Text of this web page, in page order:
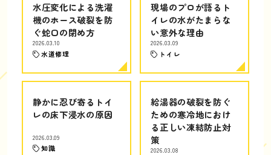
水圧変化による洗濯
機のホース破裂を防
ぐ蛇口の閉め方
2026.03.10
水道修理
現場のプロが語るト
イレの水がたまらな
い意外な理由
2026.03.09
トイレ
静かに忍び寄るトイ
レの床下浸水の原因
2026.03.09
知識
給湯器の破裂を防ぐ
ための寒冷地におけ
る正しい凍結防止対
策
2026.03.08